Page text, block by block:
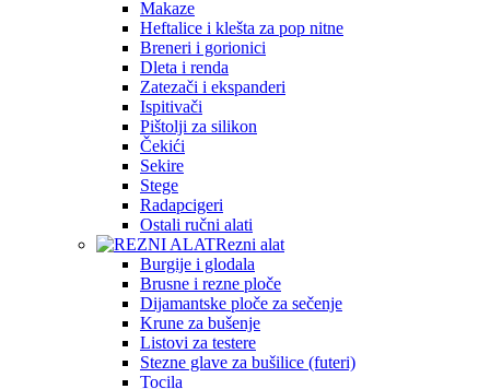
Makaze
Heftalice i klešta za pop nitne
Breneri i gorionici
Dleta i renda
Zatezači i ekspanderi
Ispitivači
Pištolji za silikon
Čekići
Sekire
Stege
Radapcigeri
Ostali ručni alati
Rezni alat
Burgije i glodala
Brusne i rezne ploče
Dijamantske ploče za sečenje
Krune za bušenje
Listovi za testere
Stezne glave za bušilice (futeri)
Tocila